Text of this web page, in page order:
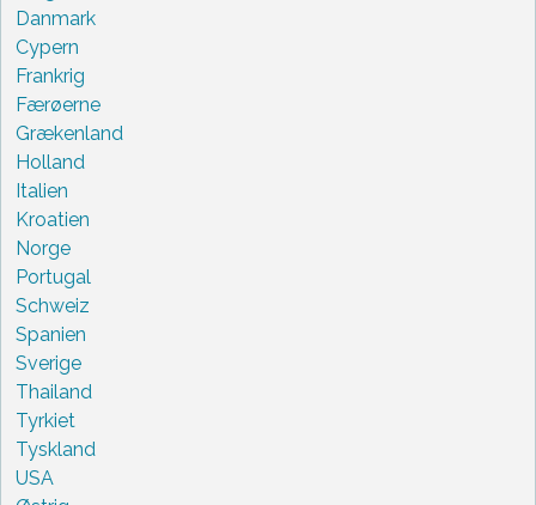
Danmark
Cypern
Frankrig
Færøerne
Grækenland
Holland
Italien
Kroatien
Norge
Portugal
Schweiz
Spanien
Sverige
Thailand
Tyrkiet
Tyskland
USA